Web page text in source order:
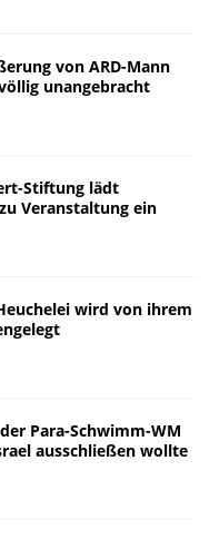
von ARD-Mann
unangebracht
Stiftung lädt
Veranstaltung ein
wird von ihrem
Para-Schwimm-WM
ausschließen wollte